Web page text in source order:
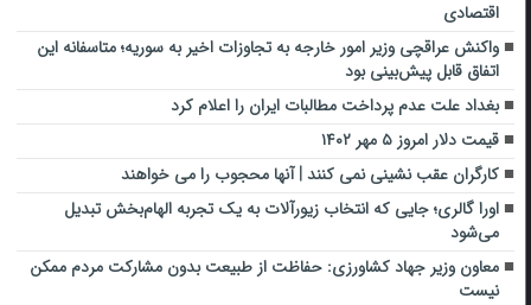
اقتصادی
واکنش عراقچی وزیر امور خارجه به تجاوزات اخیر به سوریه؛ متاسفانه این
اتفاق قابل پیش‌بینی بود
بغداد علت عدم پرداخت مطالبات ایران را اعلام کرد
قیمت دلار امروز ۵ مهر ۱۴۰۲
کارگران عقب نشینی نمی کنند | آنها محجوب را می خواهند
اورا گالری؛ جایی که انتخاب زیورآلات به یک تجربه الهام‌بخش تبدیل
می‌شود
معاون وزیر جهاد کشاورزی: حفاظت از طبیعت بدون مشارکت مردم ممکن
نیست